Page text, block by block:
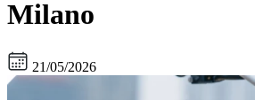
Milano
21/05/2026